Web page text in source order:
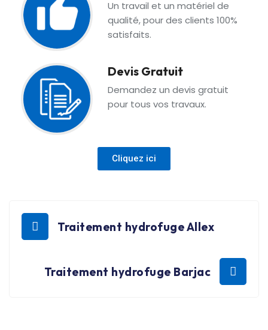
Un travail et un matériel de
qualité, pour des clients 100%
satisfaits.
Devis Gratuit
Demandez un devis gratuit
pour tous vos travaux.
Cliquez ici
Traitement hydrofuge Allex
Traitement hydrofuge Barjac